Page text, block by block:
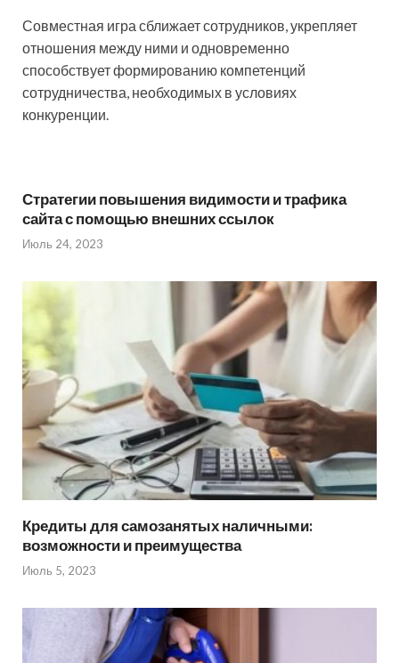
Совместная игра сближает сотрудников, укрепляет
отношения между ними и одновременно
способствует формированию компетенций
сотрудничества, необходимых в условиях
конкуренции.
Стратегии повышения видимости и трафика
сайта с помощью внешних ссылок
Июль 24, 2023
Кредиты для самозанятых наличными:
возможности и преимущества
Июль 5, 2023